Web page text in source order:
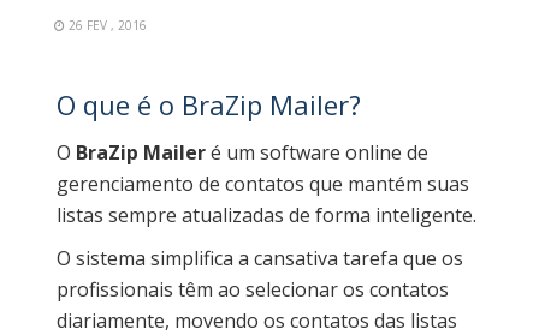
26 FEV , 2016
O que é o BraZip Mailer?
O BraZip Maileré um software online de
gerenciamento de contatos que mantém suas
listas sempre atualizadas de forma inteligente.
O sistema simplifica a cansativa tarefa que os
profissionais têm ao selecionar os contatos
diariamente, movendo os contatos das listas